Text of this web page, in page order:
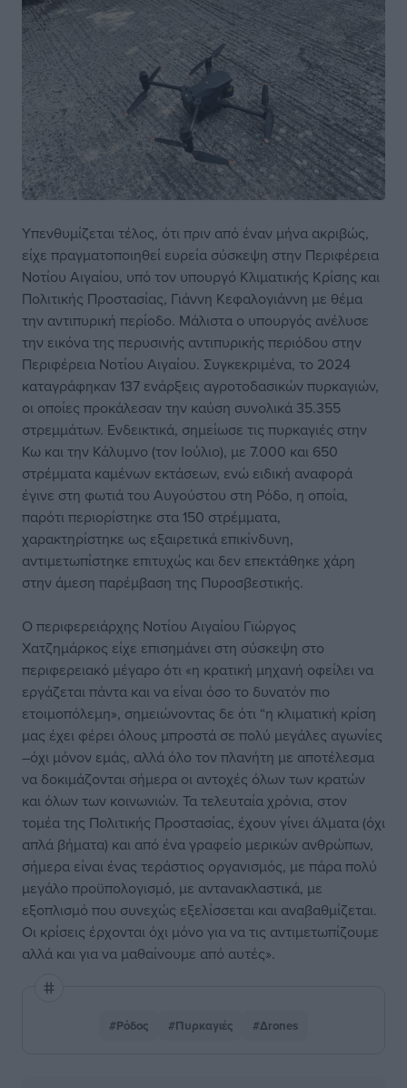
Υπενθυμίζεται τέλος, ότι πριν από έναν μήνα ακριβώς,
είχε πραγματοποιηθεί ευρεία σύσκεψη στην Περιφέρεια
Νοτίου Αιγαίου, υπό τον υπουργό Κλιματικής Κρίσης και
Πολιτικής Προστασίας, Γιάννη Κεφαλογιάννη με θέμα
την αντιπυρική περίοδο. Μάλιστα ο υπουργός ανέλυσε
την εικόνα της περυσινής αντιπυρικής περιόδου στην
Περιφέρεια Νοτίου Αιγαίου. Συγκεκριμένα, το 2024
καταγράφηκαν 137 ενάρξεις αγροτοδασικών πυρκαγιών,
οι οποίες προκάλεσαν την καύση συνολικά 35.355
στρεμμάτων. Ενδεικτικά, σημείωσε τις πυρκαγιές στην
Κω και την Κάλυμνο (τον Ιούλιο), με 7.000 και 650
στρέμματα καμένων εκτάσεων, ενώ ειδική αναφορά
έγινε στη φωτιά του Αυγούστου στη Ρόδο, η οποία,
παρότι περιορίστηκε στα 150 στρέμματα,
χαρακτηρίστηκε ως εξαιρετικά επικίνδυνη,
αντιμετωπίστηκε επιτυχώς και δεν επεκτάθηκε χάρη
στην άμεση παρέμβαση της Πυροσβεστικής.
Ο περιφερειάρχης Νοτίου Αιγαίου Γιώργος
Χατζημάρκος είχε επισημάνει στη σύσκεψη στο
περιφερειακό μέγαρο ότι «η κρατική μηχανή οφείλει να
εργάζεται πάντα και να είναι όσο το δυνατόν πιο
ετοιμοπόλεμη», σημειώνοντας δε ότι “η κλιματική κρίση
μας έχει φέρει όλους μπροστά σε πολύ μεγάλες αγωνίες
–όχι μόνον εμάς, αλλά όλο τον πλανήτη με αποτέλεσμα
να δοκιμάζονται σήμερα οι αντοχές όλων των κρατών
και όλων των κοινωνιών. Τα τελευταία χρόνια, στον
τομέα της Πολιτικής Προστασίας, έχουν γίνει άλματα (όχι
απλά βήματα) και από ένα γραφείο μερικών ανθρώπων,
σήμερα είναι ένας τεράστιος οργανισμός, με πάρα πολύ
μεγάλο προϋπολογισμό, με αντανακλαστικά, με
εξοπλισμό που συνεχώς εξελίσσεται και αναβαθμίζεται.
Οι κρίσεις έρχονται όχι μόνο για να τις αντιμετωπίζουμε
αλλά και για να μαθαίνουμε από αυτές».
#Ρόδος #Πυρκαγιές #Δrones